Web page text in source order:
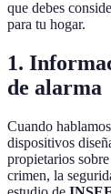
que debes
para tu hogar.
1.
de alarma
Cuando
dispositivos
propietarios
crimen, la